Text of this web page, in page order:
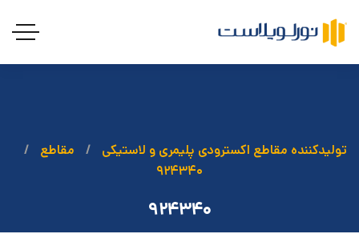
تولیدکننده مقاطع اکسترودی پلیمری و لاستیکی
مقاطع
۹۲۴۳۴۰
۹۲۴۳۴۰